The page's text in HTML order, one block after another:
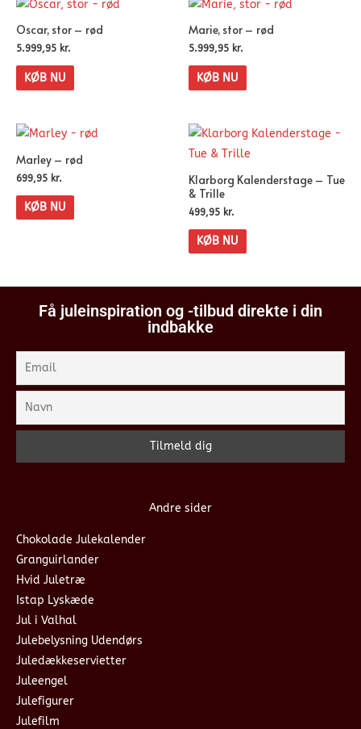
Oscar, stor – rød
5.999,95 kr.
KØB NU
Marie, stor – rød
5.999,95 kr.
KØB NU
Marley – rød
699,95 kr.
KØB NU
Klarborg Kalenderstage – Tue
& Trille
499,95 kr.
KØB NU
Få juleinspiration og -tilbud direkte i din
indbakke
Andre sider
Chokolade Julekalender
Granguirlander
Hvid Juletræ
Istap Lyskæde
Jul i Valhal
Julebelysning Udendørs
Juledækkeservietter
Juleengel
Julefigurer
Julefilm